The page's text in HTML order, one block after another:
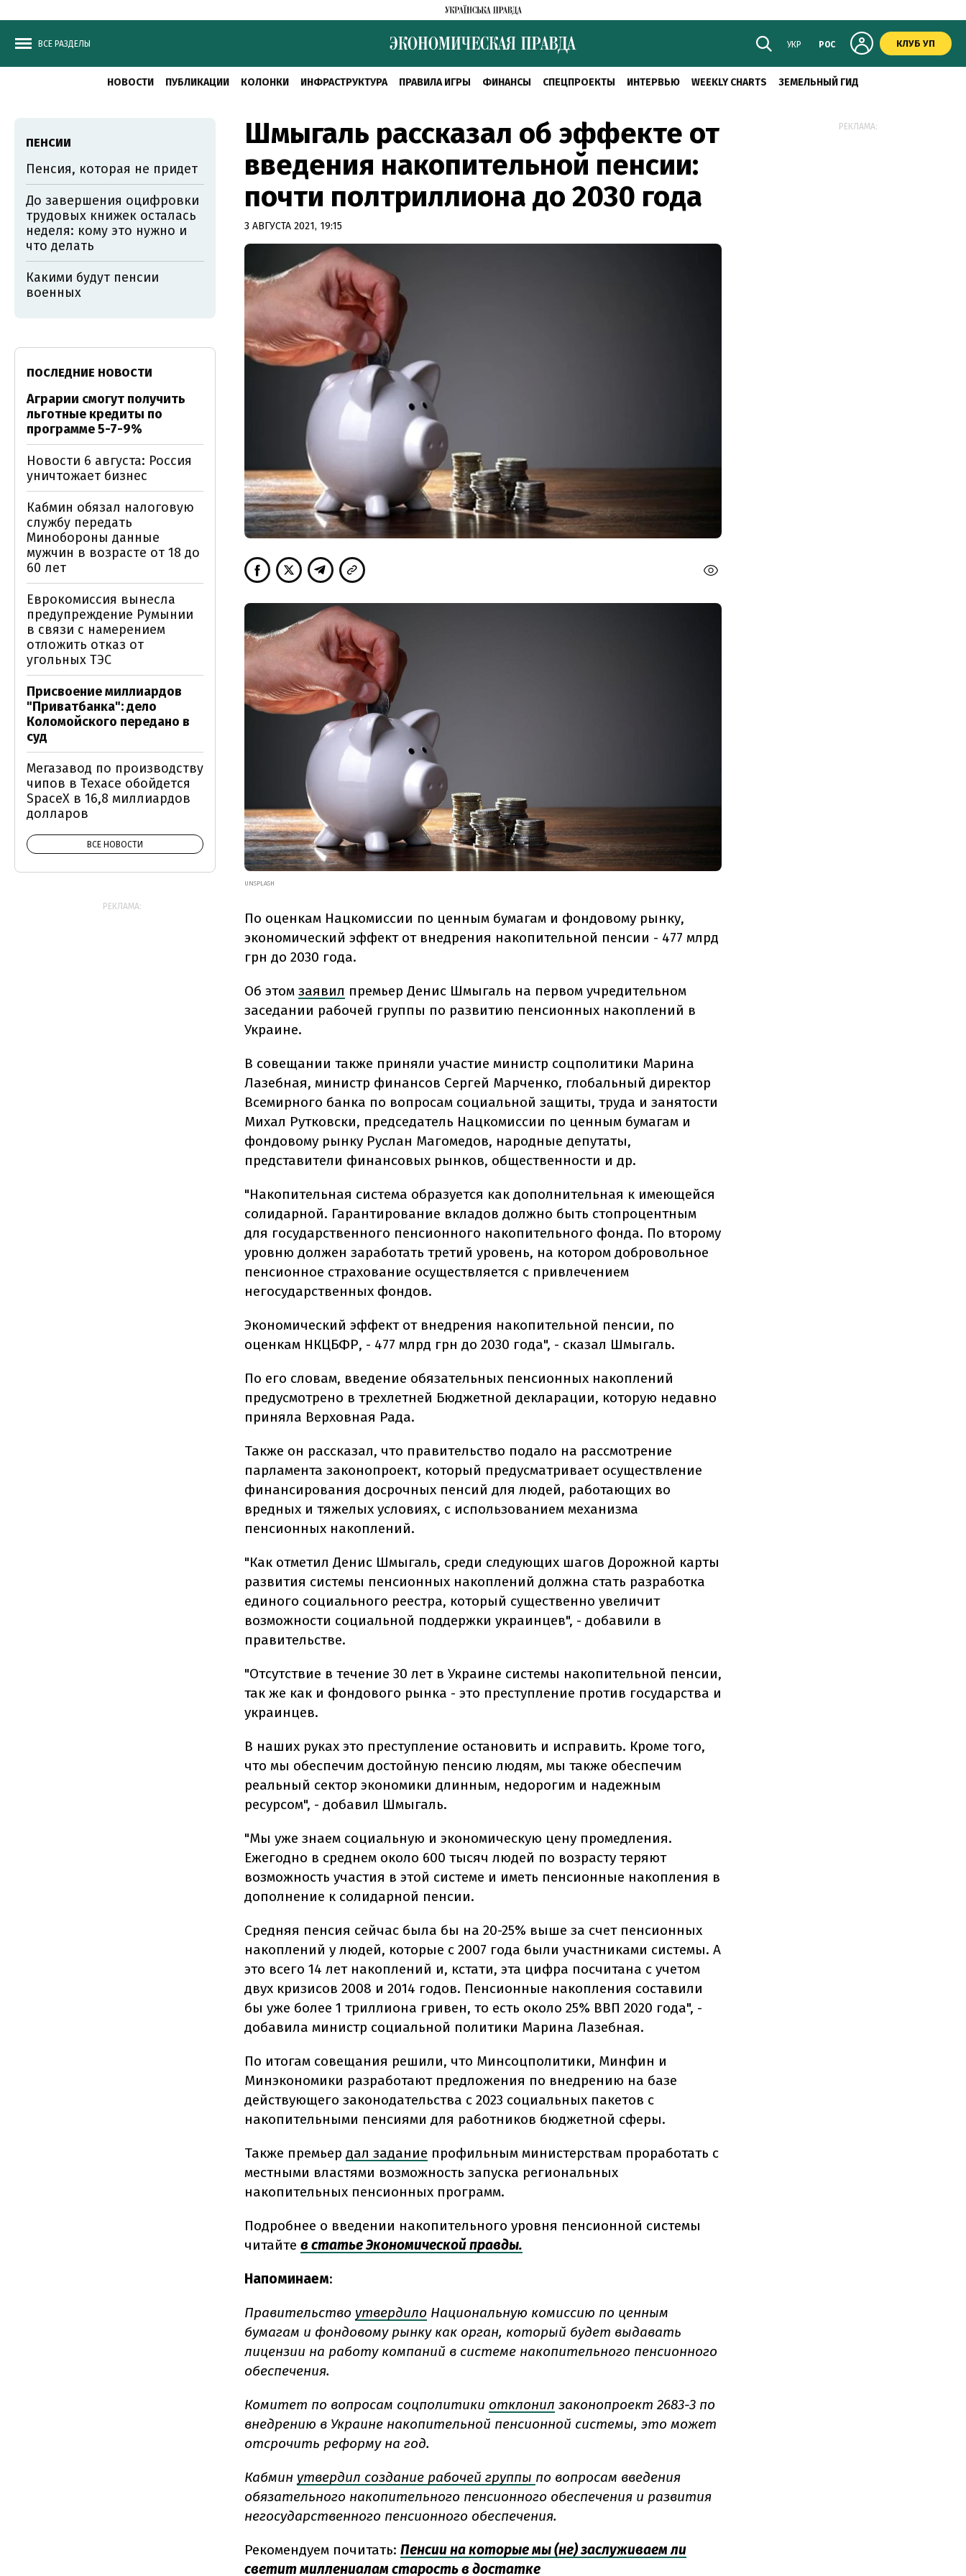
ВСЕ РАЗДЕЛЫ УКР РОС КЛУБ УП
НОВОСТИ ПУБЛИКАЦИИ КОЛОНКИ ИНФРАСТРУКТУРА ПРАВИЛА ИГРЫ ФИНАНСЫ СПЕЦПРОЕКТЫ ИНТЕРВЬЮ WEEKLY CHARTS ЗЕМЕЛЬНЫЙ ГИД
Шмыгаль рассказал об эффекте от
введения накопительной пенсии:
почти полтриллиона до 2030 года
3 АВГУСТА 2021, 19:15
UNSPLASH
По оценкам Нацкомиссии по ценным бумагам и фондовому рынку,
экономический эффект от внедрения накопительной пенсии - 477 млрд
грн до 2030 года.
Об этом заявил премьер Денис Шмыгаль на первом учредительном
заседании рабочей группы по развитию пенсионных накоплений в
Украине.
В совещании также приняли участие министр соцполитики Марина
Лазебная, министр финансов Сергей Марченко, глобальный директор
Всемирного банка по вопросам социальной защиты, труда и занятости
Михал Рутковски, председатель Нацкомиссии по ценным бумагам и
фондовому рынку Руслан Магомедов, народные депутаты,
представители финансовых рынков, общественности и др.
"Накопительная система образуется как дополнительная к имеющейся
солидарной. Гарантирование вкладов должно быть стопроцентным
для государственного пенсионного накопительного фонда. По второму
уровню должен заработать третий уровень, на котором добровольное
пенсионное страхование осуществляется с привлечением
негосударственных фондов.
Экономический эффект от внедрения накопительной пенсии, по
оценкам НКЦБФР, - 477 млрд грн до 2030 года", - сказал Шмыгаль.
По его словам, введение обязательных пенсионных накоплений
предусмотрено в трехлетней Бюджетной декларации, которую недавно
приняла Верховная Рада.
Также он рассказал, что правительство подало на рассмотрение
парламента законопроект, который предусматривает осуществление
финансирования досрочных пенсий для людей, работающих во
вредных и тяжелых условиях, с использованием механизма
пенсионных накоплений.
"Как отметил Денис Шмыгаль, среди следующих шагов Дорожной карты
развития системы пенсионных накоплений должна стать разработка
единого социального реестра, который существенно увеличит
возможности социальной поддержки украинцев", - добавили в
правительстве.
"Отсутствие в течение 30 лет в Украине системы накопительной пенсии,
так же как и фондового рынка - это преступление против государства и
украинцев.
В наших руках это преступление остановить и исправить. Кроме того,
что мы обеспечим достойную пенсию людям, мы также обеспечим
реальный сектор экономики длинным, недорогим и надежным
ресурсом", - добавил Шмыгаль.
"Мы уже знаем социальную и экономическую цену промедления.
Ежегодно в среднем около 600 тысяч людей по возрасту теряют
возможность участия в этой системе и иметь пенсионные накопления в
дополнение к солидарной пенсии.
Средняя пенсия сейчас была бы на 20-25% выше за счет пенсионных
накоплений у людей, которые с 2007 года были участниками системы. А
это всего 14 лет накоплений и, кстати, эта цифра посчитана с учетом
двух кризисов 2008 и 2014 годов. Пенсионные накопления составили
бы уже более 1 триллиона гривен, то есть около 25% ВВП 2020 года", -
добавила министр социальной политики Марина Лазебная.
По итогам совещания решили, что Минсоцполитики, Минфин и
Минэкономики разработают предложения по внедрению на базе
действующего законодательства с 2023 социальных пакетов с
накопительными пенсиями для работников бюджетной сферы.
Также премьер дал задание профильным министерствам проработать с
местными властями возможность запуска региональных
накопительных пенсионных программ.
Подробнее о введении накопительного уровня пенсионной системы
читайте в статье Экономической правды.
Напоминаем:
Правительство утвердило Национальную комиссию по ценным
бумагам и фондовому рынку как орган, который будет выдавать
лицензии на работу компаний в системе накопительного пенсионного
обеспечения.
Комитет по вопросам соцполитики отклонил законопроект 2683-3 по
внедрению в Украине накопительной пенсионной системы, это может
отсрочить реформу на год.
Кабмин утвердил создание рабочей группы по вопросам введения
обязательного накопительного пенсионного обеспечения и развития
негосударственного пенсионного обеспечения.
Рекомендуем почитать: Пенсии на которые мы (не) заслуживаем ли
светит миллениалам старость в достатке
ПЕНСИИ
Пенсия, которая не придет
До завершения оцифровки
трудовых книжек осталась
неделя: кому это нужно и
что делать
Какими будут пенсии
военных
ПОСЛЕДНИЕ НОВОСТИ
Аграрии смогут получить
льготные кредиты по
программе 5-7-9%
Новости 6 августа: Россия
уничтожает бизнес
Кабмин обязал налоговую
службу передать
Минобороны данные
мужчин в возрасте от 18 до
60 лет
Еврокомиссия вынесла
предупреждение Румынии
в связи с намерением
отложить отказ от
угольных ТЭС
Присвоение миллиардов
"Приватбанка": дело
Коломойского передано в
суд
Мегазавод по производству
чипов в Техасе обойдется
SpaceX в 16,8 миллиардов
долларов
ВСЕ НОВОСТИ
РЕКЛАМА:
РЕКЛАМА: